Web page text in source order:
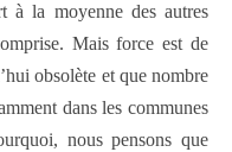
à la moyenne des autres
Mais force est de
obsolète et que nombre
dans les communes
nous pensons que